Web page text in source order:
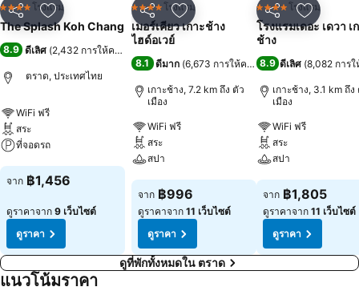
แชร์ เพิ่มในรายการโปรด
4 ดาว โรงแรม
The Splash Koh Chang
8.9 ดีเลิศ (2,432 การให้คะแนน
ตราด, ประเทศไทย
WiFi ฟรี
สระ
ที่จอดรถ
ดูราคา
จาก ฿1,456
ดูราคาจาก 9 เว็บไซต์
ดูราคา
แชร์ เพิ่มในรายการโปรด
4 ดาว โรงแรม
เมอร์เคียว เกาะช้าง
ไฮด์อเวย์
8.1 ดีมาก (6,673 การให้คะแนน)
เกาะช้าง, 7.2 km ถึง ตัว
เมือง
WiFi ฟรี
สระ
สปา
ดูราคา
จาก ฿996
ดูราคาจาก 11 เว็บไซต์
ดูราคา
แชร์ เพิ่มในรา
4 ดาว โรงแรม
โรงแรมเดอะ เดวา เ
ช้าง
8.9 ดีเลิศ (8,082 การ
เกาะช้าง, 3.1 km ถึง
เมือง
WiFi ฟรี
สระ
สปา
ดูราคา
จาก ฿1,805
ดูราคาจาก 11 เว็บไซต์
ดูราคา
ดูที่พักทั้งหมดใน ตราด
แนวโน้มราคา